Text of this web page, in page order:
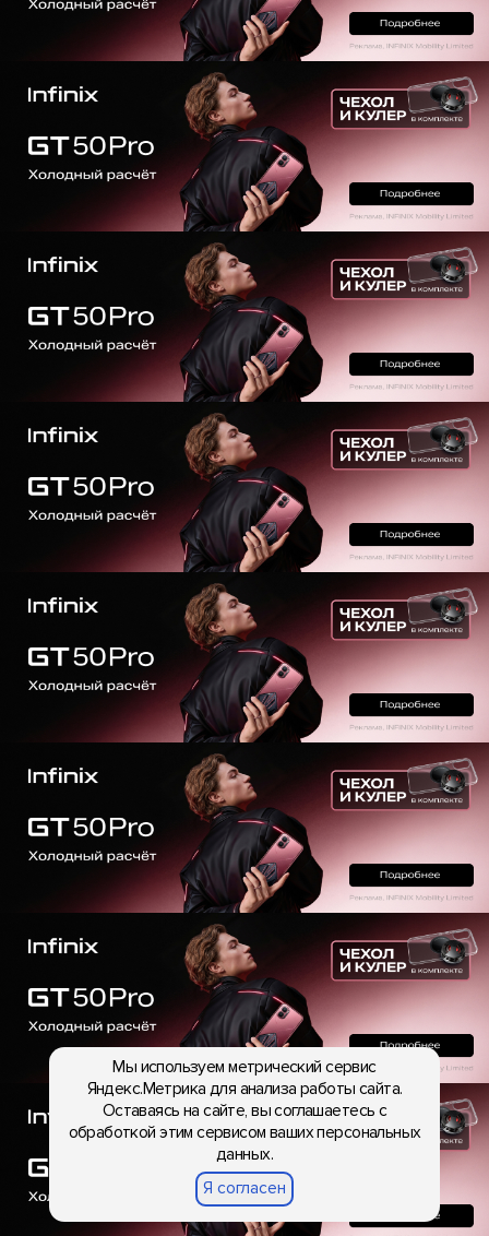
Мы используем метрический сервис
Яндекс.Метрика для анализа работы сайта.
Оставаясь на сайте, вы соглашаетесь с
обработкой этим сервисом ваших персональных
данных.
Я согласен